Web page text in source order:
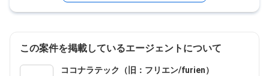
この案件を掲載しているエージェントについて
ココナラテック（旧：フリエン/furien）